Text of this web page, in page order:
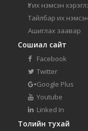
Үг их нэмсэн
Тайлбар их
Ашиглах заавар
Сошиал сайт
Facebook
Twitter
Google Plus
Youtube
Linked In
Толийн тухай